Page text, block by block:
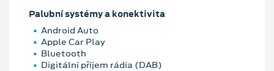
Palubní systémy a konektivita
Android Auto
Apple Car Play
Bluetooth
Digitální příjem rádia (DAB)